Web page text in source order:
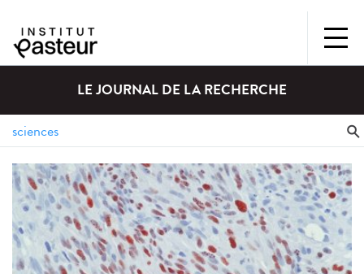
LE JOURNAL DE LA RECHERCHE